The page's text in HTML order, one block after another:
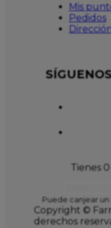
Mis
Pedidos
Tienes
Puede canjear
Copyright ©
derechos